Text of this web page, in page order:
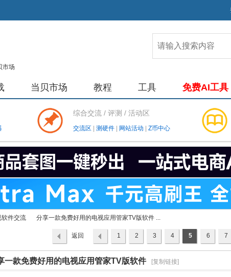
当贝市场 教程 工具 免费AI工具
综合交流 / 评测 / 活动区
交流区 测硬件 网站活动 Z币中心
软件交流
›
分享一款免费好用的电视应用管家TV版软件 ...
1 2 3 4 5 6 7
返回
列表
一款免费好用的电视应用管家TV版软件 [复制链接]